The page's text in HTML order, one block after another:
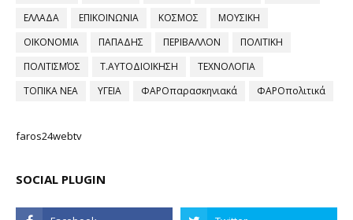
ΕΛΛΑΔΑ ΕΠΙΚΟΙΝΩΝΙΑ ΚΟΣΜΟΣ
ΜΟΥΣΙΚΗ
ΟΙΚΟΝΟΜΙΑ
ΠΑΠΑΔΗΣ ΠΕΡΙΒΑΛΛΟΝ
ΠΟΛΙΤΙΚΗ
ΠΟΛΙΤΙΣΜΌΣ
Τ.ΑΥΤΟΔΙΟΙΚΗΣΗ
ΤΕΧΝΟΛΟΓΙΑ
ΤΟΠΙΚΑ ΝΕΑ
ΥΓΕΙΑ ΦΑΡΟπαρασκηνιακά ΦΑΡΟπολιτικά
faros24webtv
SOCIAL PLUGIN